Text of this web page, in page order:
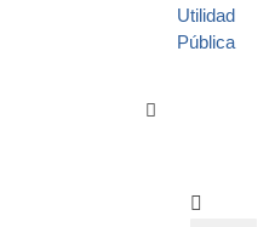
Utilidad
Pública